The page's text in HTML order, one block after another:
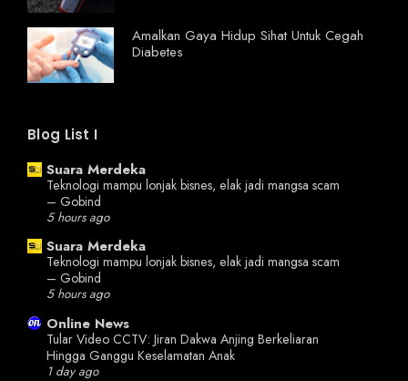
Amalkan Gaya Hidup Sihat Untuk Cegah
Diabetes
Blog List I
Suara Merdeka
Teknologi mampu lonjak bisnes, elak jadi mangsa scam
– Gobind
5 hours ago
Suara Merdeka
Teknologi mampu lonjak bisnes, elak jadi mangsa scam
– Gobind
5 hours ago
Online News
Tular Video CCTV: Jiran Dakwa Anjing Berkeliaran
Hingga Ganggu Keselamatan Anak
1 day ago